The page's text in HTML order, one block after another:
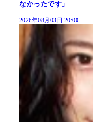
なかったです」
2026年08月03日 20:00